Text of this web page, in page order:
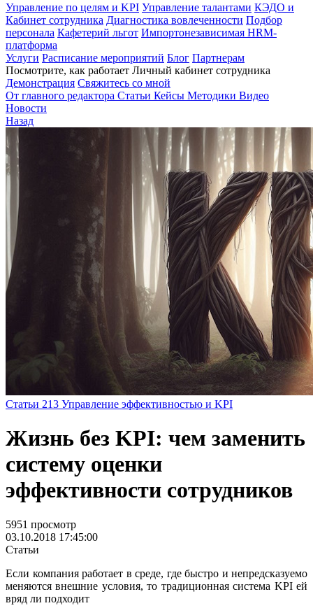
Управление по целям и KPI Управление талантами КЭДО и
Кабинет сотрудника Диагностика вовлеченности Подбор
персонала Кафетерий льгот Импортонезависимая HRM-
платформа
Услуги Расписание мероприятий Блог Партнерам
Посмотрите, как работает Личный кабинет сотрудника
Демонстрация Свяжитесь со мной
От главного редактора Статьи Кейсы Методики Видео
Новости
Назад
Статьи 213 Управление эффективностью и KPI
Жизнь без KPI: чем заменить
систему оценки
эффективности сотрудников
5951 просмотр
03.10.2018 17:45:00
Статьи
Если компания работает в среде, где быстро и непредсказуемо
меняются внешние условия, то традиционная система KPI ей
вряд ли подходит